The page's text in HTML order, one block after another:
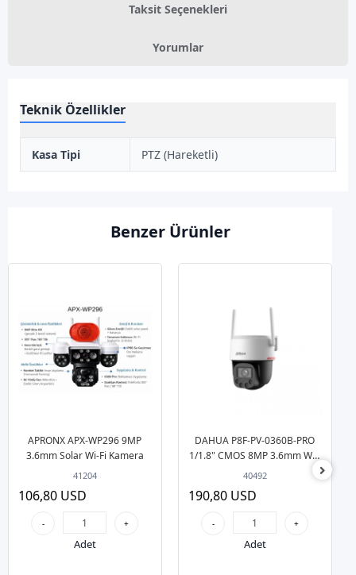
Taksit Seçenekleri
Yorumlar
Teknik Özellikler
Kasa Tipi PTZ (Hareketli)
Benzer Ürünler
APRONX APX-WP296 9MP
3.6mm Solar Wi-Fi Kamera
41204
106,80 USD
- +
Adet
DAHUA P8F-PV-0360B-PRO
1/1.8" CMOS 8MP 3.6mm Wifi
Dış Ortam PT Kamera
40492
190,80 USD
- +
Adet